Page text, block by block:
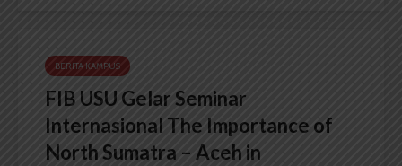
BERITA KAMPUS
FIB USU Gelar Seminar
Internasional The Importance of
North Sumatra – Aceh in